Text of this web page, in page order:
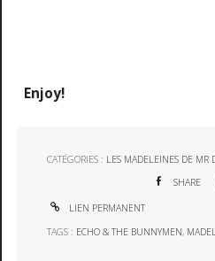
Enjoy!
CATÉGORIES : LES MADELEINES DE MR
SHARE
LIEN PERMANENT
TAGS : ECHO & THE BUNNYMEN,